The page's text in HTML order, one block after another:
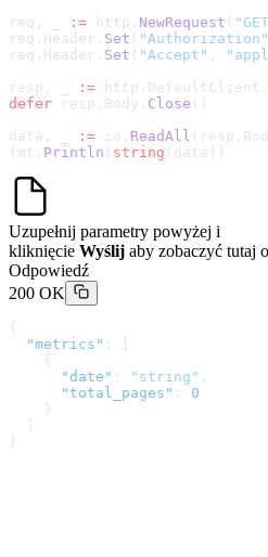
req, _ := http. NewRequest (
req.Header. Set ( "Authorization"
req.Header. Set ( "Accept" ,
resp, _
:= http.DefaultClient.
defer resp.Body. Close ()
data, _
:= io. ReadAll
fmt. Println ( string (data))
Uzupełnij parametry powyżej i
kliknięcie Wyślij aby zobaczyć tutaj
Odpowiedź
200 OK
{
  "metrics"
: [
    {
      "date"
: "string" ,
      "total_pages"
: 0
    }
}